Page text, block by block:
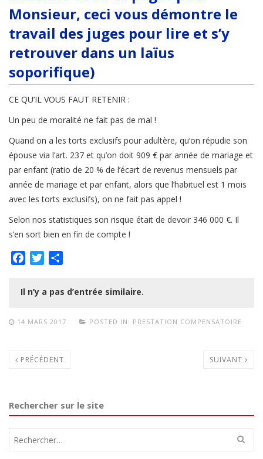
Monsieur, ceci vous démontre le
travail des juges pour lire et s’y
retrouver dans un laïus
soporifique)
CE QU’IL VOUS FAUT RETENIR :
Un peu de moralité ne fait pas de mal !
Quand on a les torts exclusifs pour adultère, qu’on répudie son
épouse via l’art. 237 et qu’on doit 909 € par année de mariage et
par enfant (ratio de 20 % de l’écart de revenus mensuels par
année de mariage et par enfant, alors que l’habituel est 1 mois
avec les torts exclusifs), on ne fait pas appel !
Selon nos statistiques son risque était de devoir 346 000 €. Il
s’en sort bien en fin de compte !
FacebookTwitter
Il n’y a pas d’entrée similaire.
14 MARS 2017 POSTED IN: PRESTATION COMPENSATOIRE
PRÉCÉDENT SUIVANT
Rechercher sur le site